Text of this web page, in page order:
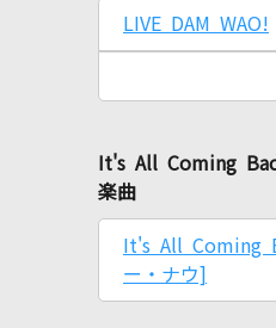
LIVE DAM WAO!
It's All Coming
楽曲
It's All Coming
ー・ナウ]